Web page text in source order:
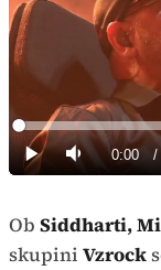
Predvajaj
Tiho Current
0:00 /
Loaded:
0%
Ob Siddharti,
skupini Vzrock